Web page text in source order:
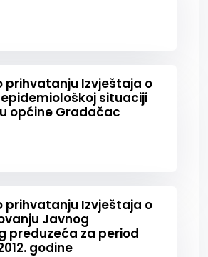
prihvatanju Izvještaja o
situaciji
općine Gradačac
prihvatanju Izvještaja o
Javnog
preduzeća za period
godine